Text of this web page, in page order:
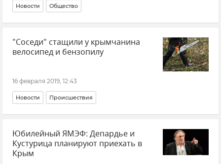
Новости Общество
"Соседи" стащили у крымчанина
велосипед и бензопилу
16 февраля 2019, 12:43
Новости Происшествия
Юбилейный ЯМЭФ: Депардье и
Кустурица планируют приехать в
Крым